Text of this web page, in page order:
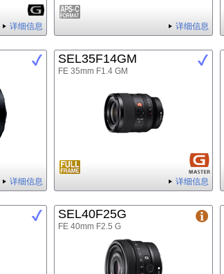
详细信息 详细信息
详细信息
SEL35F14GM
FE 35mm F1.4 GM
详细信息
SEL40F25G
FE 40mm F2.5 G